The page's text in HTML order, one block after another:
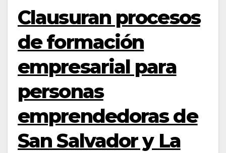
Clausuran procesos
de formación
empresarial para
personas
emprendedoras de
San Salvador y La